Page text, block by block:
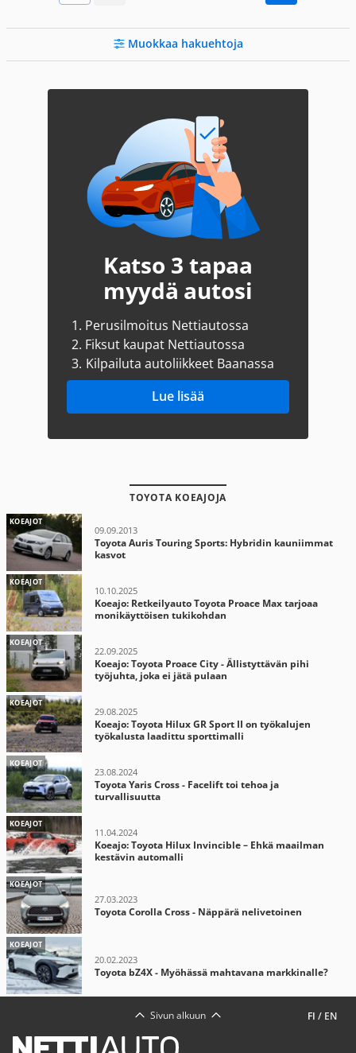
Muokkaa hakuehtoja
Katso 3 tapaa
myydä autosi
1. Perusilmoitus Nettiautossa
2. Fiksut kaupat Nettiautossa
3. Kilpailuta autoliikkeet Baanassa
Lue lisää
TOYOTA KOEAJOJA
KOEAJOT
09.09.2013
Toyota Auris Touring Sports: Hybridin kauniimmat
kasvot
KOEAJOT
10.10.2025
Koeajo: Retkeilyauto Toyota Proace Max tarjoaa
monikäyttöisen tukikohdan
KOEAJOT
22.09.2025
Koeajo: Toyota Proace City - Ällistyttävän pihi
työjuhta, joka ei jätä pulaan
KOEAJOT
29.08.2025
Koeajo: Toyota Hilux GR Sport II on työkalujen
työkalusta laadittu sporttimalli
KOEAJOT
23.08.2024
Toyota Yaris Cross - Facelift toi tehoa ja
turvallisuutta
KOEAJOT
11.04.2024
Koeajo: Toyota Hilux Invincible – Ehkä maailman
kestävin automalli
KOEAJOT
27.03.2023
Toyota Corolla Cross - Näppärä nelivetoinen
KOEAJOT
20.02.2023
Toyota bZ4X - Myöhässä mahtavana markkinalle?
FI / EN
Sivun alkuun